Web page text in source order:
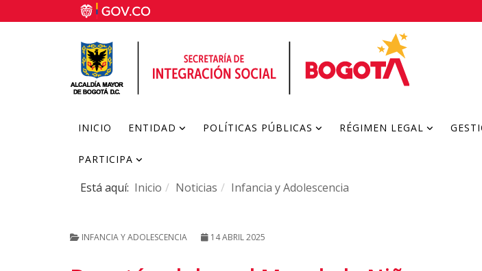
INICIO ENTIDAD POLÍTICAS PÚBLICAS RÉGIMEN LEGAL
PARTICIPA
Está aquí: Inicio Noticias Infancia y Adolescencia
INFANCIA Y ADOLESCENCIA 14 ABRIL 2025